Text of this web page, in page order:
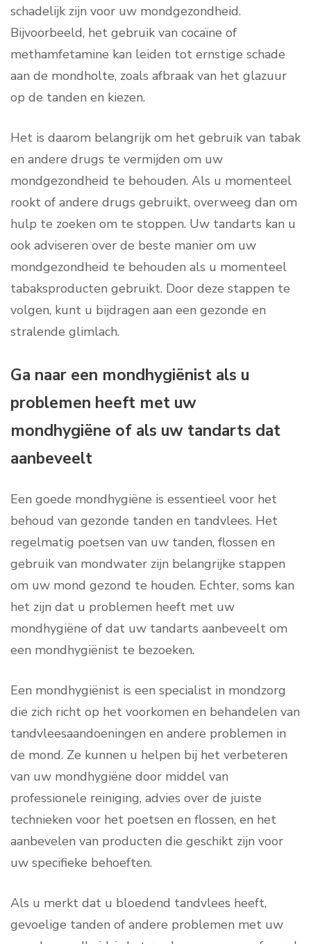
schadelijk zijn voor uw mondgezondheid.
Bijvoorbeeld, het gebruik van cocaïne of
methamfetamine kan leiden tot ernstige schade
aan de mondholte, zoals afbraak van het glazuur
op de tanden en kiezen.
Het is daarom belangrijk om het gebruik van tabak
en andere drugs te vermijden om uw
mondgezondheid te behouden. Als u momenteel
rookt of andere drugs gebruikt, overweeg dan om
hulp te zoeken om te stoppen. Uw tandarts kan u
ook adviseren over de beste manier om uw
mondgezondheid te behouden als u momenteel
tabaksproducten gebruikt. Door deze stappen te
volgen, kunt u bijdragen aan een gezonde en
stralende glimlach.
Ga naar een mondhygiënist als u
problemen heeft met uw
mondhygiëne of als uw tandarts dat
aanbeveelt
Een goede mondhygiëne is essentieel voor het
behoud van gezonde tanden en tandvlees. Het
regelmatig poetsen van uw tanden, flossen en
gebruik van mondwater zijn belangrijke stappen
om uw mond gezond te houden. Echter, soms kan
het zijn dat u problemen heeft met uw
mondhygiëne of dat uw tandarts aanbeveelt om
een mondhygiënist te bezoeken.
Een mondhygiënist is een specialist in mondzorg
die zich richt op het voorkomen en behandelen van
tandvleesaandoeningen en andere problemen in
de mond. Ze kunnen u helpen bij het verbeteren
van uw mondhygiëne door middel van
professionele reiniging, advies over de juiste
technieken voor het poetsen en flossen, en het
aanbevelen van producten die geschikt zijn voor
uw specifieke behoeften.
Als u merkt dat u bloedend tandvlees heeft,
gevoelige tanden of andere problemen met uw